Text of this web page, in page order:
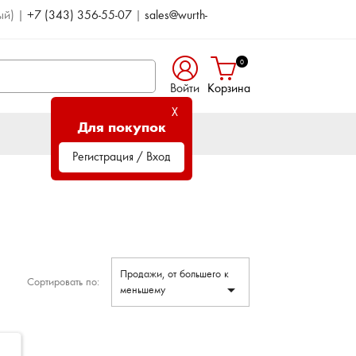
|+7 (343) 356-55-07 |sales@wurth-
Войти
X
Для покупок
Регистрация / Вход
0
Корзина
Сортировать по:
Продажи, от большего к
меньшему
